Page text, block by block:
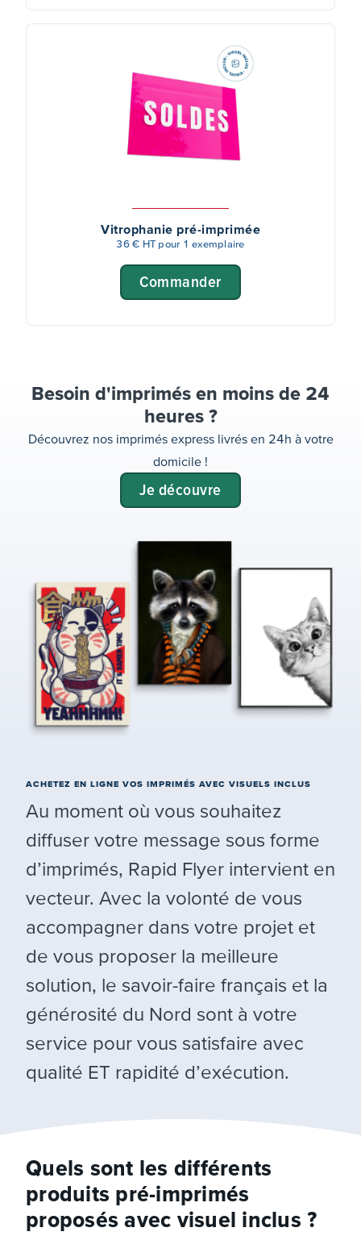
Vitrophanie pré-imprimée
36 € HT pour 1 exemplaire
Commander
Besoin d'imprimés en moins de 24
heures ?
Découvrez nos imprimés express livrés en 24h à votre
domicile !
Je découvre
ACHETEZ EN LIGNE VOS IMPRIMÉS AVEC VISUELS INCLUS
Au moment où vous souhaitez
diffuser votre message sous forme
d’imprimés, Rapid Flyer intervient en
vecteur. Avec la volonté de vous
accompagner dans votre projet et
de vous proposer la meilleure
solution, le savoir-faire français et la
générosité du Nord sont à votre
service pour vous satisfaire avec
qualité ET rapidité d’exécution.
Quels sont les différents
produits pré-imprimés
proposés avec visuel inclus ?